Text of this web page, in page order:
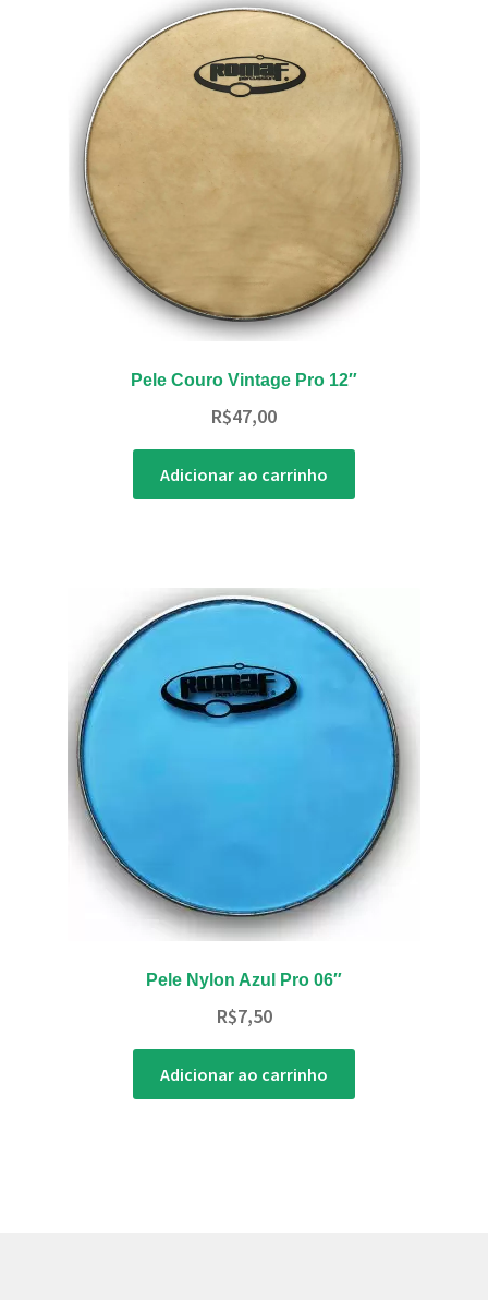
As
opções
podem
escolhidas
Pele Couro Vintage Pro 12″
R$47,00
Adicionar ao carrinho
Pele Nylon Azul Pro 06″
R$7,50
Adicionar ao carrinho